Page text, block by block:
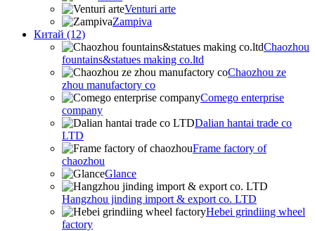
Venturi arte
Zampiva
Китай (12)
Chaozhou
fountains&statues making co.ltd
Chaozhou ze
zhou manufactory co
Comego enterprise
company
Dalian hantai trade co
LTD
Frame factory of
chaozhou
Glance
Hangzhou jinding import & export co. LTD
Hebei grindiing wheel
factory